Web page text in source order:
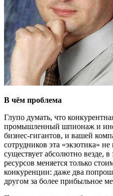
В чём проблема
Глупо думать, что
промышленный шпионаж и
бизнес-гигантов, и вашей
сотрудников эта «экзотика»
существует абсолютно везде,
ресурсов меняется только
конкуренции: даже два
другом за более прибыльное